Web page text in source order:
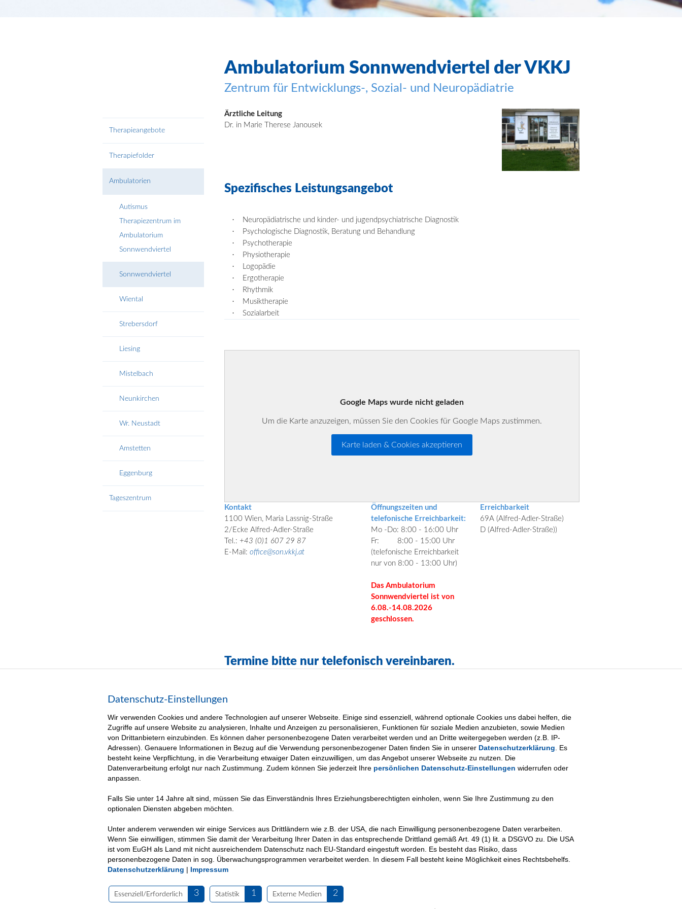
Therapieangebote
Therapiefolder
Ambulatorien
Autismus
Therapiezentrum im
Ambulatorium
Sonnwendviertel
Sonnwendviertel
Wiental
Strebersdorf
Liesing
Mistelbach
Neunkirchen
Wr. Neustadt
Amstetten
Eggenburg
Tageszentrum
Ambulatorium Sonnwendviertel der VKKJ
Zentrum für Entwicklungs-, Sozial- und Neuropädiatrie
Ärztliche Leitung
Dr. in Marie Therese Janousek
Spezifisches Leistungsangebot
· Neuropädiatrische und kinder- und jugendpsychiatrische Diagnostik
· Psychologische Diagnostik, Beratung und Behandlung
· Psychotherapie
· Physiotherapie
· Logopädie
· Ergotherapie
· Rhythmik
· Musiktherapie
· Sozialarbeit
Google Maps wurde nicht geladen
Um die Karte anzuzeigen, müssen Sie den Cookies für Google Maps zustimmen.
Karte laden & Cookies akzeptieren
Kontakt
1100 Wien, Maria Lassnig-Straße
2/Ecke Alfred-Adler-Straße
Tel.: +43 (0)1 607 29 87
E-Mail: office@son.vkkj.at
Öffnungszeiten und
telefonische Erreichbarkeit:
Mo -Do: 8:00 - 16:00 Uhr
Fr:
8:00 - 15:00 Uhr
(telefonische Erreichbarkeit
nur von 8:00 - 13:00 Uhr)
Das Ambulatorium
Sonnwendviertel ist von
6.08.-14.08.2026
geschlossen.
Erreichbarkeit
69A (Alfred-Adler-Straße)
D (Alfred-Adler-Straße))
Termine bitte nur telefonisch vereinbaren.
Über uns Unsere Leistungen Mitgliedschaft und Spenden Arbeiten bei VKKJ Links Presse Kontakt
(c) 2025| VKKJ - Verantwortung und Kompetenz für besondere Kinder und Jugendliche.
Datenschutz-Einstellungen
Wir verwenden Cookies und andere Technologien auf unserer Webseite. Einige sind essenziell, während optionale Cookies uns dabei helfen, die
Zugriffe auf unsere Website zu analysieren, Inhalte und Anzeigen zu personalisieren, Funktionen für soziale Medien anzubieten, sowie Medien
von Drittanbietern einzubinden. Es können daher personenbezogene Daten verarbeitet werden und an Dritte weitergegeben werden (z.B. IP-
Adressen). Genauere Informationen in Bezug auf die Verwendung personenbezogener Daten finden Sie in unserer Datenschutzerklärung . Es
besteht keine Verpflichtung, in die Verarbeitung etwaiger Daten einzuwilligen, um das Angebot unserer Webseite zu nutzen. Die
Datenverarbeitung erfolgt nur nach Zustimmung. Zudem können Sie jederzeit Ihre persönlichen Datenschutz-Einstellungen widerrufen oder
anpassen.
Falls Sie unter 14 Jahre alt sind, müssen Sie das Einverständnis Ihres Erziehungsberechtigten einholen, wenn Sie Ihre Zustimmung zu den
optionalen Diensten abgeben möchten.
Unter anderem verwenden wir einige Services aus Drittländern wie z.B. der USA, die nach Einwilligung personenbezogene Daten verarbeiten.
Wenn Sie einwilligen, stimmen Sie damit der Verarbeitung Ihrer Daten in das entsprechende Drittland gemäß Art. 49 (1) lit. a DSGVO zu. Die USA
ist vom EuGH als Land mit nicht ausreichendem Datenschutz nach EU-Standard eingestuft worden. Es besteht das Risiko, dass
personenbezogene Daten in sog. Überwachungsprogrammen verarbeitet werden. In diesem Fall besteht keine Möglichkeit eines Rechtsbehelfs.
Datenschutzerklärung | Impressum
Essenziell/Erforderlich 3 Statistik 1 Externe Medien 2